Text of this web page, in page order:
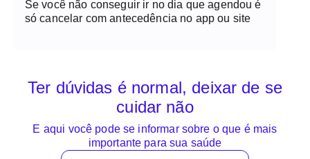
Se você não conseguir ir no dia que agendou é
só cancelar com antecedência no app ou site
Ter dúvidas é normal, deixar de se
cuidar não
E aqui você pode se informar sobre o que é mais
importante para sua saúde